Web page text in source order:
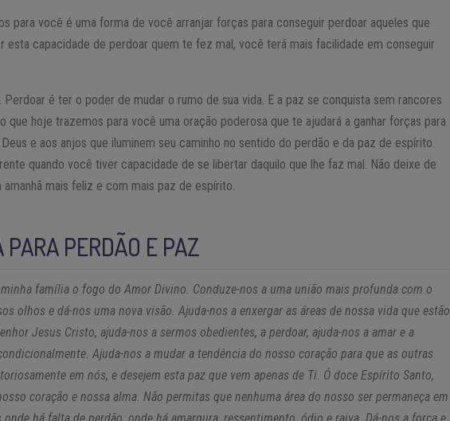
para você é uma forma de você arranjar forças para conseguir perdoar aqueles que
esta capacidade de perdoar quem te fez mal, você terá mais facilidade em conseguir
é ter o poder de mudar o rumo de sua vida. E a paz se conquista sem rancores
que hoje trazemos para você uma oração poderosa que te ajudará a ganhar forças para
e aos anjos que iluminem seu caminho no sentido do perdão e da paz de espírito.
quando você tiver capacidade de se libertar daquilo que lhe faz mal. Não deixe de
mais feliz e com mais paz de espírito.
PARA PERDÃO E PAZ
família o fogo do Amor Divino. Conduze-nos a uma união mais profunda com o
olhos e dá-nos uma nova visão. Ajuda-nos a enxergar as áreas de nossa vida que estão
Jesus Cristo, ajuda-nos a sermos obedientes, a perdoar, ajuda-nos a amar e a
Ajuda-nos a mudar a tendência do nosso coração para que as outras
em nós, e desejem esta paz que vem apenas de Ti. Ó doce Espírito Santo,
coração e nossa alma. Não permitas que nenhuma área do nosso ser permaneça em